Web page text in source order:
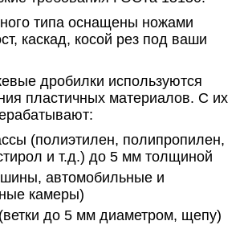
типа оснащены ножами
каскад, косой рез под ваши
дробилки используются
пластичных материалов. С их
(полиэтилен, полипропилен,
и т.д.) до 5 мм толщиной
автомобильные и
камеры)
до 5 мм диаметром, щепу)